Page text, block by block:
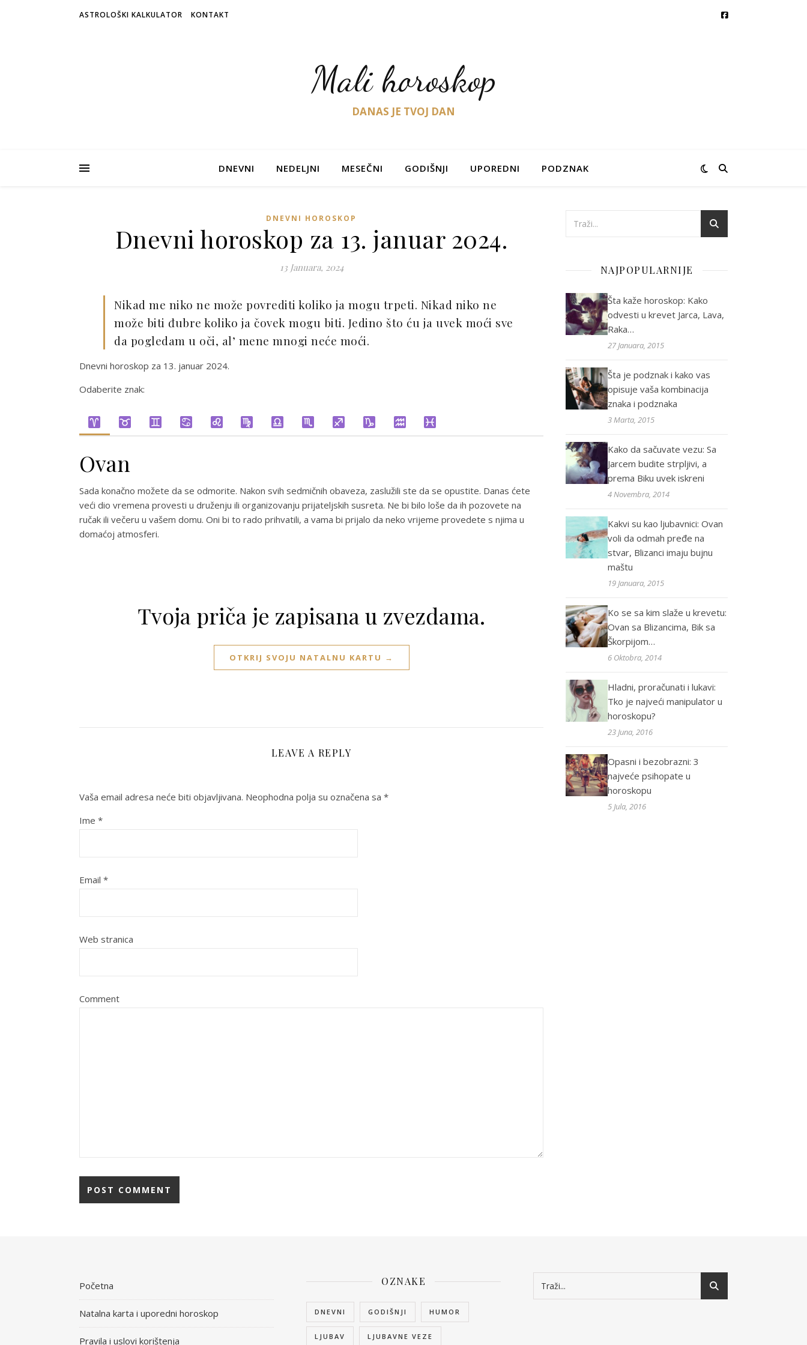
ASTROLOŠKI KALKULATOR KONTAKT
Mali horoskop
DANAS JE TVOJ DAN
DNEVNI NEDELJNI MESEČNI GODIŠNJI UPOREDNI PODZNAK
DNEVNI HOROSKOP
Dnevni horoskop za 13. januar 2024.
13 Januara, 2024
Nikad me niko ne može povrediti koliko ja mogu trpeti. Nikad niko ne
može biti đubre koliko ja čovek mogu biti. Jedino što ću ja uvek moći sve
da pogledam u oči, al’ mene mnogi neće moći.
Dnevni horoskop za 13. januar 2024.
Odaberite znak:
Ovan
Sada konačno možete da se odmorite. Nakon svih sedmičnih obaveza, zaslužili ste da se opustite. Danas ćete
veći dio vremena provesti u druženju ili organizovanju prijateljskih susreta. Ne bi bilo loše da ih pozovete na
ručak ili večeru u vašem domu. Oni bi to rado prihvatili, a vama bi prijalo da neko vrijeme provedete s njima u
domaćoj atmosferi.
Tvoja priča je zapisana u zvezdama.
OTKRIJ SVOJU NATALNU KARTU →
LEAVE A REPLY
Vaša email adresa neće biti objavljivana. Neophodna polja su označena sa *
Ime *
Email *
Web stranica
Comment
NAJPOPULARNIJE
Šta kaže horoskop: Kako
odvesti u krevet Jarca, Lava,
Raka…
27 Januara, 2015
Šta je podznak i kako vas
opisuje vaša kombinacija
znaka i podznaka
3 Marta, 2015
Kako da sačuvate vezu: Sa
Jarcem budite strpljivi, a
prema Biku uvek iskreni
4 Novembra, 2014
Kakvi su kao ljubavnici: Ovan
voli da odmah pređe na
stvar, Blizanci imaju bujnu
maštu
19 Januara, 2015
Ko se sa kim slaže u krevetu:
Ovan sa Blizancima, Bik sa
Škorpijom…
6 Oktobra, 2014
Hladni, proračunati i lukavi:
Tko je najveći manipulator u
horoskopu?
23 Juna, 2016
Opasni i bezobrazni: 3
najveće psihopate u
horoskopu
5 Jula, 2016
Početna
Natalna karta i uporedni horoskop
Pravila i uslovi korištenja
OZNAKE
DNEVNI GODIŠNJI HUMOR
LJUBAV LJUBAVNE VEZE